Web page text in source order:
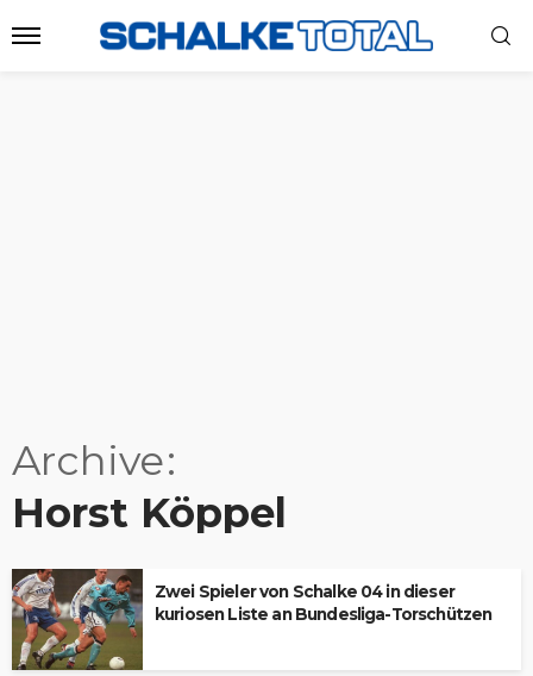
Archive
Horst Köppel
Zwei Spieler von Schalke 04 in dieser
kuriosen Liste an Bundesliga-Torschützen